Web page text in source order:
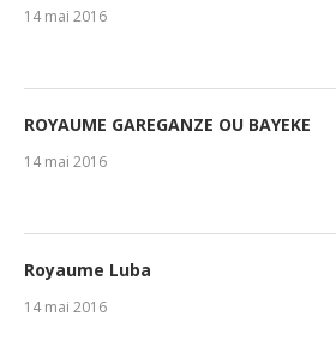
14 mai 2016
ROYAUME GAREGANZE OU BAYEKE
14 mai 2016
Royaume Luba
14 mai 2016